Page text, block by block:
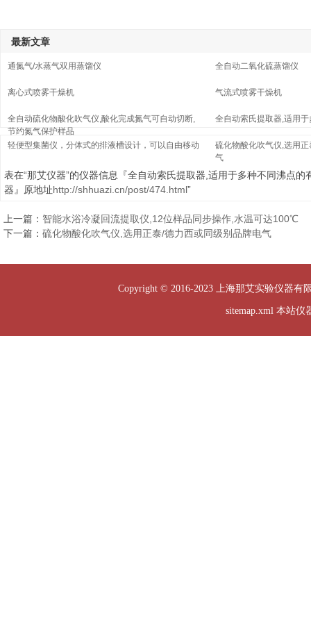
最新文章
通氮气/水蒸气双用蒸馏仪 全自动二氧化硫蒸馏仪
离心式喷雾干燥机 气流式喷雾干燥机
全自动硫化物酸化吹气仪,酸化完成氮气可自动切断,
节约氮气保护样品
全自动索氏提取器,适用
轻便型集菌仪，分体式的排液槽设计，可以自由移动
硫化物酸化吹气仪,选用
气
表在“那艾仪器”的仪器信息『全自动索氏提取器,适用于多种不同沸点的
器』原地址http://shhuazi.cn/post/474.html”
上一篇： 智能水浴冷凝回流提取仪,12位样品同步操作,水温可达100℃
下一篇： 硫化物酸化吹气仪,选用正泰/德力西或同级别品牌电气
Copyright © 2016-2023 上海那艾实验仪器有
sitemap.xml本站仪